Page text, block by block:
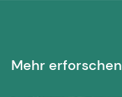
Mehr erforschen